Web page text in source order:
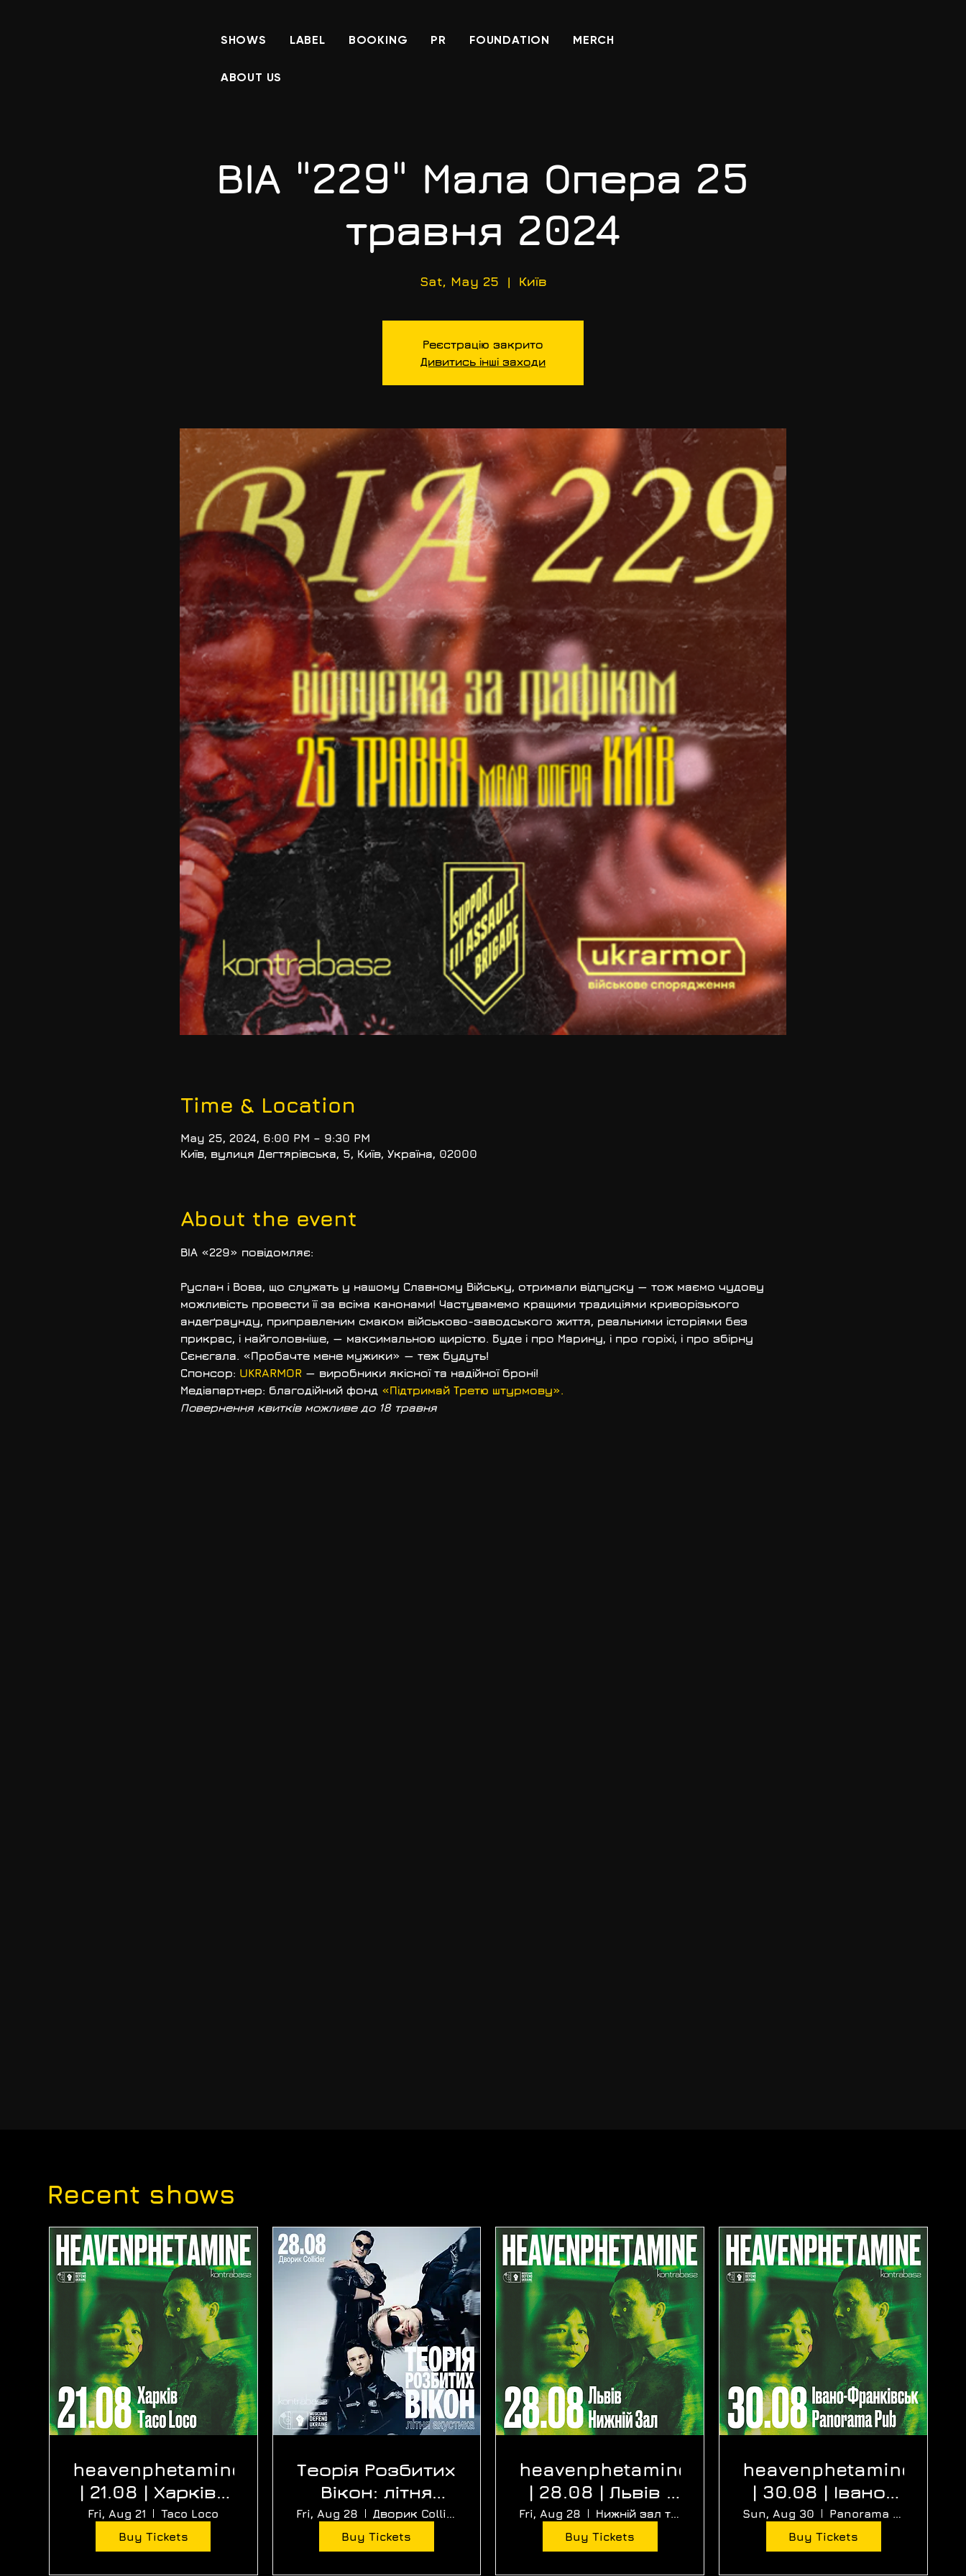
SHOWS LABEL BOOKING PR FOUNDATION MERCH
ABOUT US
ВІА "229" Мала Опера 25
травня 2024
Sat, May 25
  |
Київ
Реєстрацію закрито
Дивитись інші заходи
Time & Location
May 25, 2024, 6:00 PM – 9:30 PM
Київ, вулиця Дегтярівська, 5, Київ, Україна, 02000
About the event
ВІА «229» повідомляє:
Руслан і Вова, що служать у нашому Славному Війську, отримали відпуску — тож маємо чудову
можливість провести її за всіма канонами! Частувамемо кращими традиціями криворізького
андеґраунду, приправленим смаком військово-заводського життя, реальними історіями без
прикрас, і найголовніше, — максимальною щирістю. Буде і про Марину, і про горіхі, і про збірну
Сєнєгала. «Пробачте мене мужики» — теж будуть!
Спонсор: UKRARMOR
Медіапартнер: благодійний фонд «Підтримай Третю штурмову».
Повернення квитків можливе до 18 травня
Recent shows
heavenphetamine
| 21.08 | Харків |
Taco Loco
Fri, Aug 21
Taco Loco
Buy Tickets
Теорія Розбитих
Вікон: літня
акустика
Fri, Aug 28
Дворик Collider (Верба)
Buy Tickets
heavenphetamine
| 28.08 | Львів |
Нижній Зал
Fri, Aug 28
Нижній зал театру ляльок
Buy Tickets
heavenphetamine
| 30.08 | Івано-
Франківськ |
Panorama Pub
Sun, Aug 30
Panorama Pub
Buy Tickets